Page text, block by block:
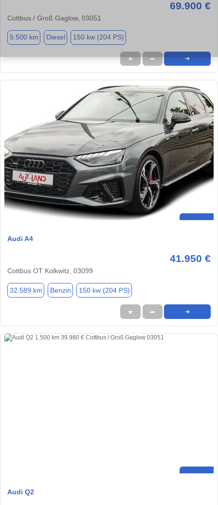
69.900 €
Cottbus / Groß Gaglow, 03051
5.500 km Diesel 150 kw (204 PS)
★ ➦ ➜
Audi A4
41.950 €
Cottbus OT Kolkwitz, 03099
32.589 km Benzin 150 kw (204 PS)
★ ➦ ➜
Audi Q2